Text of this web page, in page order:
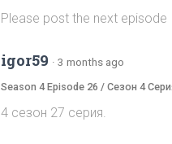
Please post the next episode
igor59 · 3 months ago
Season 4 Episode 26 / Сезон 4
4 сезон 27 серия.